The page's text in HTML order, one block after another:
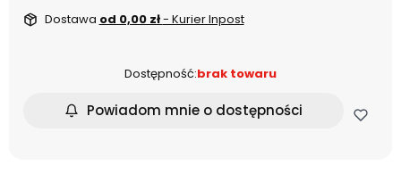
Dostawa od 0,00 zł- Kurier Inpost
Dostępność:brak towaru
Powiadom mnie o dostępności